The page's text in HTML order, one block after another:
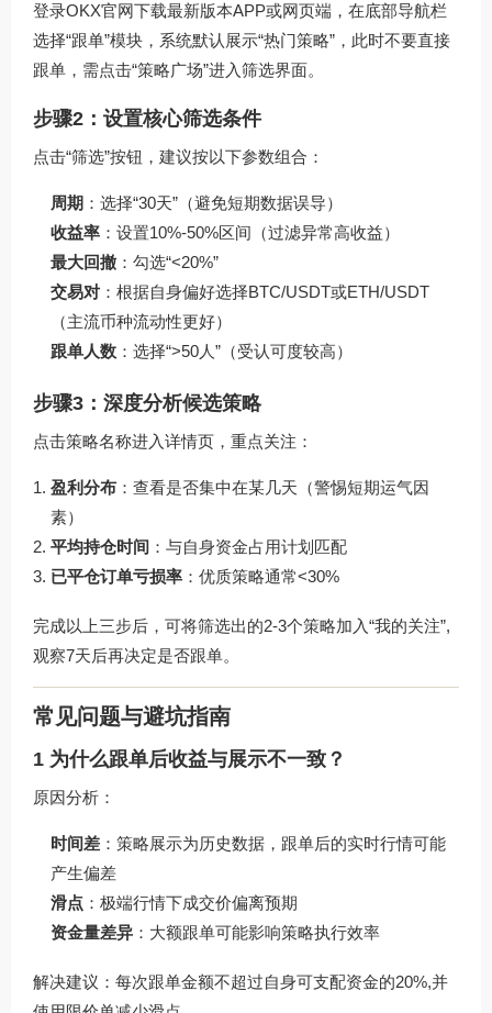
登录OKX官网下载最新版本APP或网页端，在底部导航栏
选择“跟单”模块，系统默认展示“热门策略”，此时不要直接
跟单，需点击“策略广场”进入筛选界面。
步骤2：设置核心筛选条件
点击“筛选”按钮，建议按以下参数组合：
周期 ：选择“30天”（避免短期数据误导）
收益率 ：设置10%-50%区间（过滤异常高收益）
最大回撤 ：勾选“<20%”
交易对 ：根据自身偏好选择BTC/USDT或ETH/USDT
（主流币种流动性更好）
跟单人数 ：选择“>50人”（受认可度较高）
步骤3：深度分析候选策略
点击策略名称进入详情页，重点关注：
盈利分布 ：查看是否集中在某几天（警惕短期运气因
素）
平均持仓时间 ：与自身资金占用计划匹配
已平仓订单亏损率 ：优质策略通常<30%
完成以上三步后，可将筛选出的2-3个策略加入“我的关注”,
观察7天后再决定是否跟单。
常见问题与避坑指南
1 为什么跟单后收益与展示不一致？
原因分析：
时间差 ：策略展示为历史数据，跟单后的实时行情可能
产生偏差
滑点 ：极端行情下成交价偏离预期
资金量差异 ：大额跟单可能影响策略执行效率
解决建议：每次跟单金额不超过自身可支配资金的20%,并